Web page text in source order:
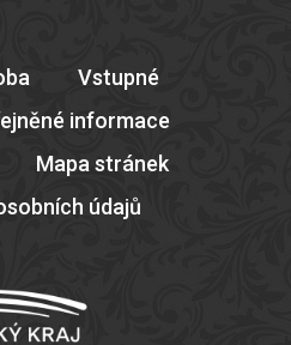
Vstupné
informace
Mapa stránek
údajů